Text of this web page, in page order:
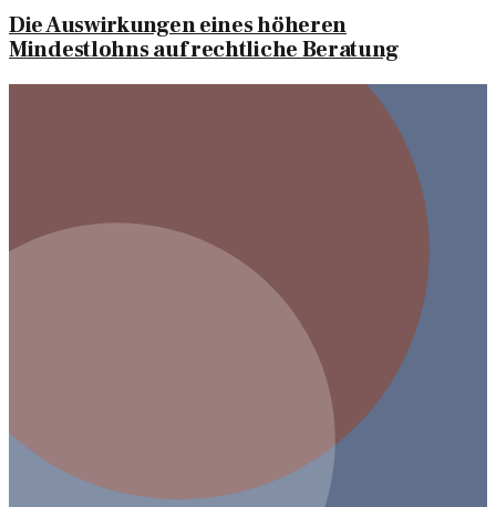
Die Auswirkungen eines höheren
Mindestlohns auf rechtliche Beratung